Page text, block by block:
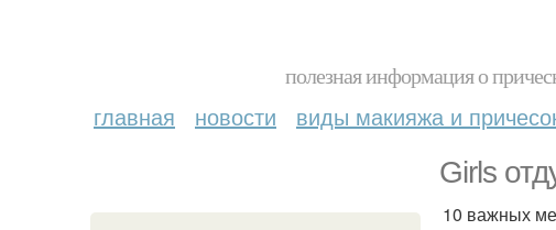
полезная информация о
главная новости виды макияжа и
Girls
10 важных